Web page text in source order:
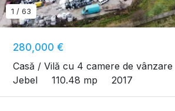
280,000 €
Casă / Vilă cu 4 camere de vânzare
Jebel
110.48 mp 2017
1 / 63